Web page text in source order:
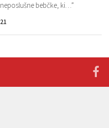
neposlušne bebčke, ki…”
21